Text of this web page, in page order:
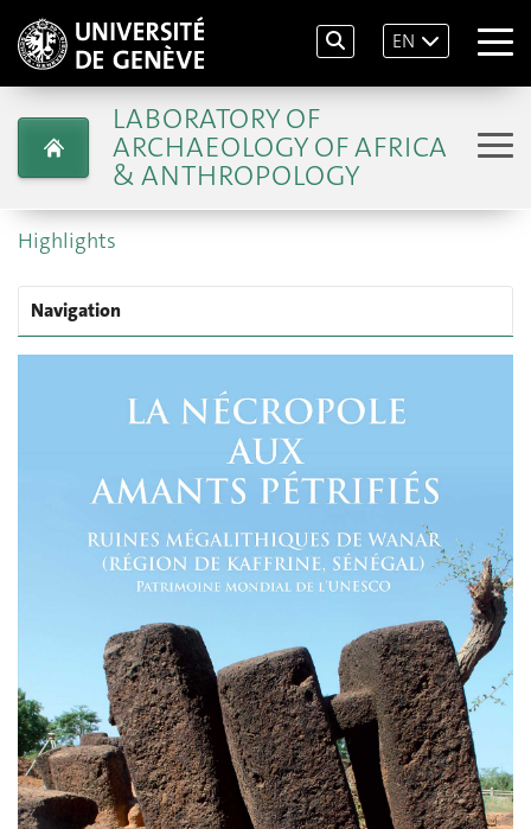
EN
LABORATORY OF
ARCHAEOLOGY OF AFRICA
& ANTHROPOLOGY
Highlights
Navigation